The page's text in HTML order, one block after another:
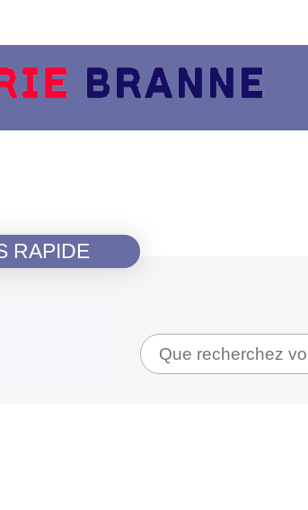
RAPIDE
Recherche